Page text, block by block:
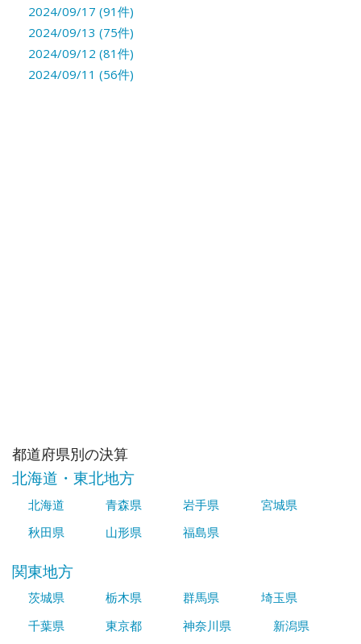
2024/09/17 (91件)
2024/09/13 (75件)
2024/09/12 (81件)
2024/09/11 (56件)
都道府県別の決算
北海道・東北地方
北海道 青森県 岩手県
宮城県
秋田県
山形県 福島県
関東地方
茨城県 栃木県 群馬県
埼玉県
千葉県
東京都 神奈川県
新潟県